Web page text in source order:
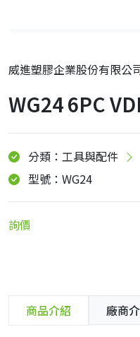
威進塑膠企業股份有限公
WG24 6PC
分類：工具與配件
型號：WG24
詢價
商品介紹 廠商